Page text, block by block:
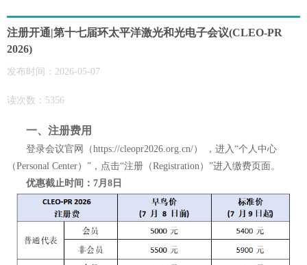
注册开通|第十七届环太平洋激光和光电子会议(CLEO-PR
2026)
发布时间：2026-05-07
读次数：5356
一、注册费用
登录会议官网（https://cleopr2026.org.cn/） ，进入“个人中心
（Personal Center）”，点击“注册（Registration）”进入缴费页面。
优惠截止时间：7月8日